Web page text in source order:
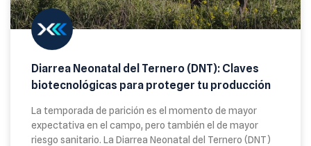
Diarrea Neonatal del Ternero (DNT): Claves
biotecnológicas para proteger tu producción
La temporada de parición es el momento de mayor
expectativa en el campo, pero también el de mayor
riesgo sanitario. La Diarrea Neonatal del Ternero (DNT)